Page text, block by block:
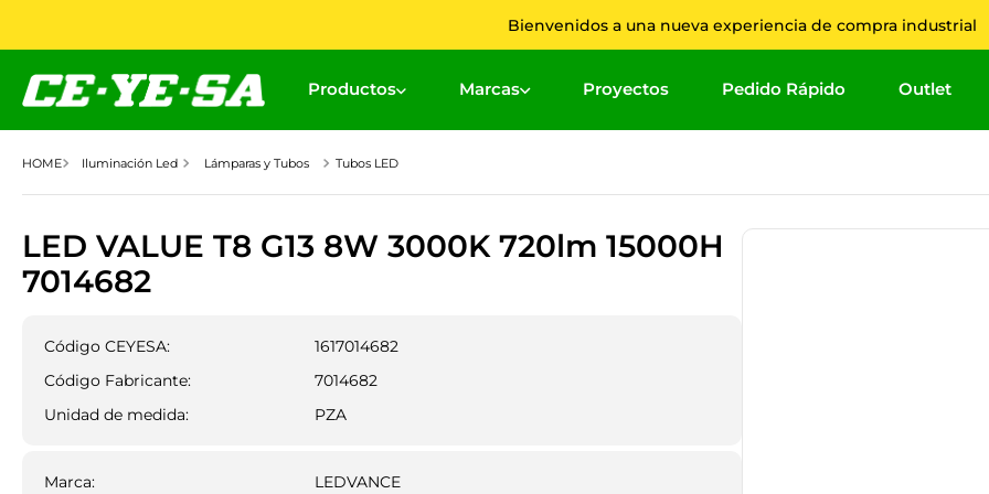
Bienvenidos a una nueva experiencia de compra industrial
Productos Marcas Proyectos Pedido Rápido Outlet
Iluminación Led Lámparas y Tubos Tubos LED
LED VALUE T8 G13 8W 3000K 720lm 15000H
7014682
Código CEYESA:
1617014682
Código Fabricante:
7014682
Unidad de medida:
PZA
Marca:
LEDVANCE
1.
2.